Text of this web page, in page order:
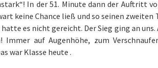
In der 51. Minute dann der Auftritt
keine Chance ließ und so seinen
es nicht gereicht. Der Sieg ging an
Immer auf Augenhöhe, zum
war Klasse heute .